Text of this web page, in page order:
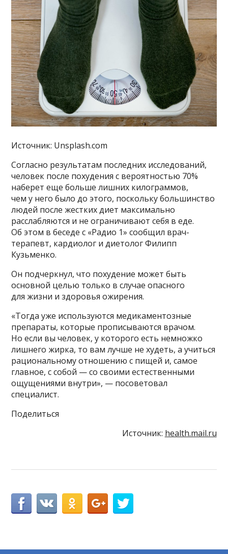
Источник: Unsplash.com
Согласно результатам последних исследований,
человек после похудения с вероятностью 70%
наберет еще больше лишних килограммов,
чем у него было до этого, поскольку большинство
людей после жестких диет максимально
расслабляются и не ограничивают себя в еде.
Об этом в беседе с «Радио 1» сообщил врач-
терапевт, кардиолог и диетолог Филипп
Кузьменко.
Он подчеркнул, что похудение может быть
основной целью только в случае опасного
для жизни и здоровья ожирения.
«Тогда уже используются медикаментозные
препараты, которые прописываются врачом.
Но если вы человек, у которого есть немножко
лишнего жирка, то вам лучше не худеть, а учиться
рациональному отношению с пищей и, самое
главное, с собой — со своими естественными
ощущениями внутри», — посоветовал
специалист.
Поделиться
Источник: health.mail.ru